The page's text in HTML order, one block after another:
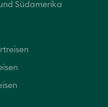
Südamerika